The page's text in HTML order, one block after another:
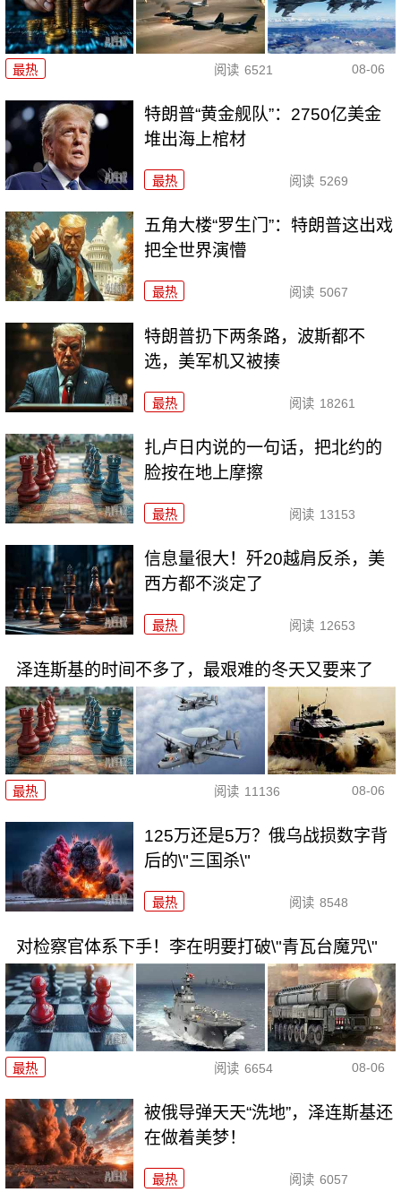
最热 阅读 6521 08-06
特朗普“黄金舰队”：2750亿美金
堆出海上棺材
最热 阅读 5269
五角大楼“罗生门”：特朗普这出戏
把全世界演懵
最热 阅读 5067
特朗普扔下两条路，波斯都不
选，美军机又被揍
最热 阅读 18261
扎卢日内说的一句话，把北约的
脸按在地上摩擦
最热 阅读 13153
信息量很大！歼20越肩反杀，美
西方都不淡定了
最热 阅读 12653
泽连斯基的时间不多了，最艰难的冬天又要来了
最热 阅读 11136 08-06
125万还是5万？俄乌战损数字背
后的\"三国杀\"
最热 阅读 8548
对检察官体系下手！李在明要打破\"青瓦台魔咒\"
最热 阅读 6654 08-06
被俄导弹天天“洗地”，泽连斯基还
在做着美梦！
最热 阅读 6057